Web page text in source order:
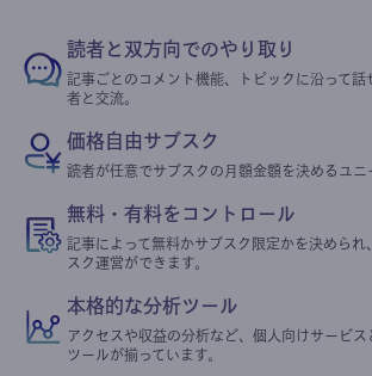
読者と双方向でのやり取り
記事ごとのコメント機能、トピックに沿って話
者と交流。
価格自由サブスク
読者が任意でサブスクの月額金額を決めるユニ
無料・有料をコントロール
記事によって無料かサブスク限定かを決められ
スク運営ができます。
本格的な分析ツール
アクセスや収益の分析など、個人向けサービ
ツールが揃っています。